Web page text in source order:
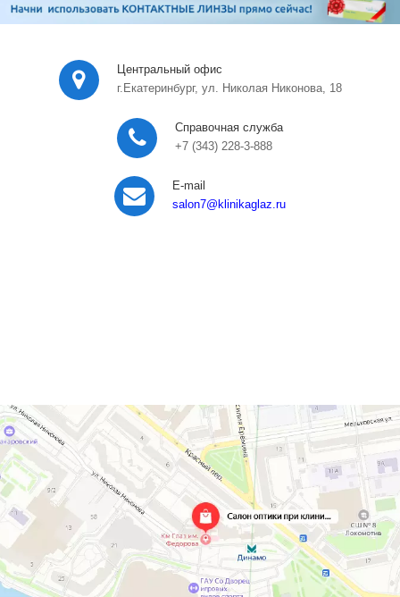
Центральный офис
г.Екатеринбург, ул. Николая Никонова, 18
Справочная служба
+7 (343) 228-3-888
E-mail
salon7@klinikaglaz.ru